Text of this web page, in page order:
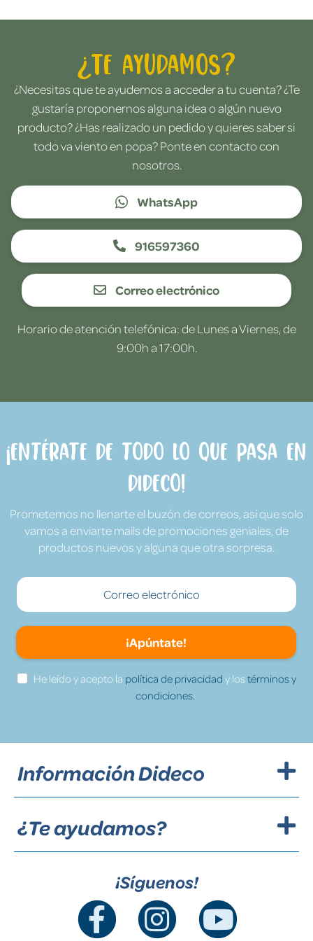
¿Te ayudamos?
¿Necesitas que te ayudemos a acceder a tu cuenta? ¿Te
gustaría proponernos alguna idea o algún nuevo
producto? ¿Has realizado un pedido y quieres saber si
todo va viento en popa? Ponte en contacto con
nosotros.
WhatsApp
916597360
Correo electrónico
Horario de atención telefónica: de Lunes a Viernes, de
9:00h a 17:00h.
¡Entérate de todo lo que pasa en
Dideco!
Prometemos no llenarte el buzón de correos, así que solo
vamos a enviarte mails de promociones geniales, de
productos nuevos y alguna que otra sorpresa.
¡Apúntate!
He leído y acepto la política de privacidad y lostérminos y
condiciones.
Información Dideco
¿Te ayudamos?
¡Síguenos!